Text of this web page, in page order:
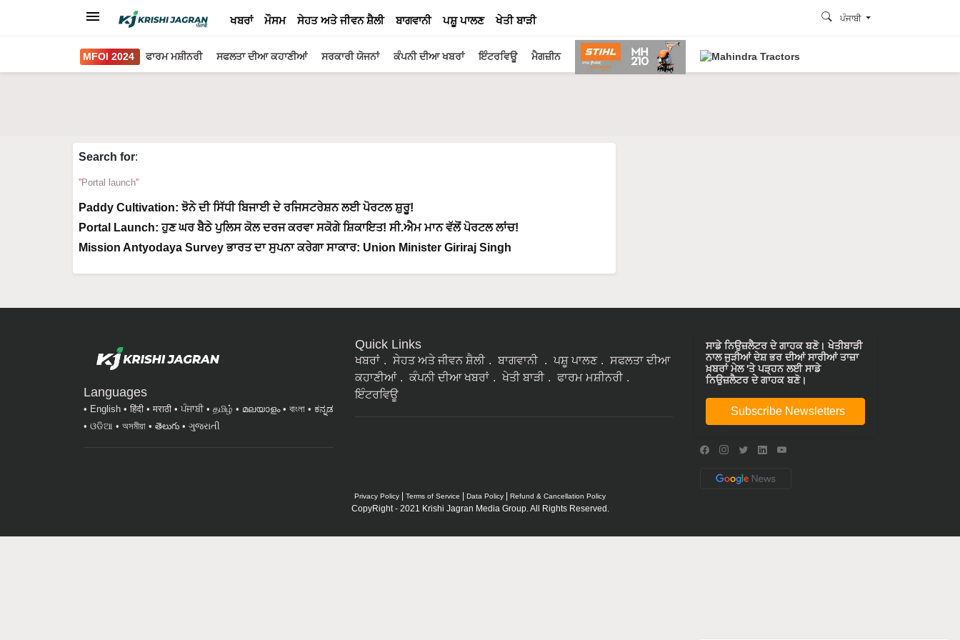
ਖਬਰਾਂ ਮੌਸਮ ਸੇਹਤ ਅਤੇ ਜੀਵਨ ਸ਼ੈਲੀ ਬਾਗਵਾਨੀ ਪਸ਼ੂ ਪਾਲਣ ਖੇਤੀ ਬਾੜੀ ਪੰਜਾਬੀ
MFOI 2024 ਫਾਰਮ ਮਸ਼ੀਨਰੀ ਸਫਲਤਾ ਦੀਆ ਕਹਾਣੀਆਂ ਸਰਕਾਰੀ ਯੋਜਨਾਂ ਕੰਪਨੀ ਦੀਆ ਖਬਰਾਂ ਇੰਟਰਵਿਊ ਮੈਗਜ਼ੀਨ
Search for:
Portal launch
Paddy Cultivation: ਝੋਨੇ ਦੀ ਸਿੱਧੀ ਬਿਜਾਈ ਦੇ ਰਜਿਸਟਰੇਸ਼ਨ ਲਈ ਪੋਰਟਲ ਸ਼ੁਰੂ!
Portal Launch: ਹੁਣ ਘਰ ਬੈਠੇ ਪੁਲਿਸ ਕੋਲ ਦਰਜ ਕਰਵਾ ਸਕੋਗੇ ਸ਼ਿਕਾਇਤ! ਸੀ.ਐਮ ਮਾਨ ਵੱਲੋਂ ਪੋਰਟਲ ਲਾਂਚ!
Mission Antyodaya Survey ਭਾਰਤ ਦਾ ਸੁਪਨਾ ਕਰੇਗਾ ਸਾਕਾਰ: Union Minister Giriraj Singh
Languages
English हिंदी मराठी ਪੰਜਾਬੀ தமிழ் മലയാളം বাংলা
ಕನ್ನಡ
ଓଡିଆ
অসমীয়া తెలుగు ગુજરાતી
Quick Links
ਖਬਰਾਂ ਸੇਹਤ ਅਤੇ ਜੀਵਨ ਸ਼ੈਲੀ ਬਾਗਵਾਨੀ ਪਸ਼ੂ ਪਾਲਣ
ਸਫਲਤਾ ਦੀਆ
ਕਹਾਣੀਆਂ
ਕੰਪਨੀ ਦੀਆ ਖਬਰਾਂ ਖੇਤੀ ਬਾੜੀ
ਫਾਰਮ ਮਸ਼ੀਨਰੀ
ਇੰਟਰਵਿਊ
ਸਾਡੇ ਨਿਉਜ਼ਲੈਟਰ ਦੇ ਗਾਹਕ ਬਣੋ। ਖੇਤੀਬਾੜੀ
ਨਾਲ ਜੁੜੀਆਂ ਦੇਸ਼ ਭਰ ਦੀਆਂ ਸਾਰੀਆਂ ਤਾਜ਼ਾ
ਖ਼ਬਰਾਂ ਮੇਲ 'ਤੇ ਪੜ੍ਹਨ ਲਈ ਸਾਡੇ
ਨਿਉਜ਼ਲੈਟਰ ਦੇ ਗਾਹਕ ਬਣੋ।
Subscribe Newsletters
Privacy Policy Terms of Service Data Policy Refund & Cancellation Policy
CopyRight - 2021 Krishi Jagran Media Group. All Rights Reserved.